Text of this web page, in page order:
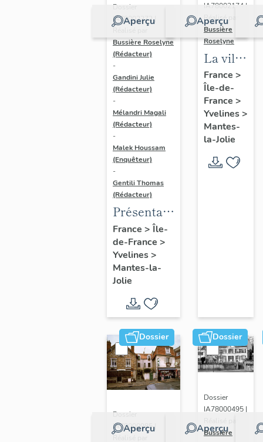
Aperçu
Dossier
IA78002272 |
Bussière Roselyne
(Rédacteur)
-
Gandini Julie
(Rédacteur)
-
Mélandri Magali
(Rédacteur)
-
Malek Houssam
(Enquêteur)
-
Gentili Thomas
(Rédacteur)
Présentation
de l'étude
France > Île-
de-France >
Yvelines>
Mantes-la-
Jolie
Aperçu
IA78002174 |
Réalisé par
Bussière
Roselyne
La ville
de
Mantes-
la-Jolie
France >
Île-de-
France >
Yvelines>
Mantes-
la-Jolie
Dossier
Aperçu
Dossier
IA78000985 |
Dossier
Aperçu
Dossier
IA78000495 |
Bussière